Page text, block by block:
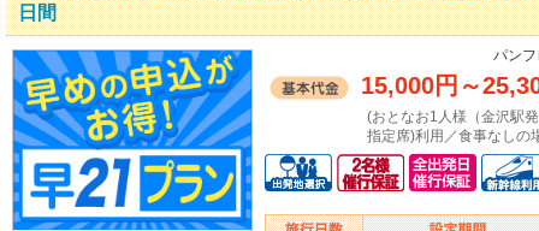
日間
パン
15,000円 ～
(おとなお1人様（金沢駅
指定席)利用／食事なしの